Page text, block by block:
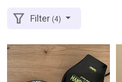
Filter(4)